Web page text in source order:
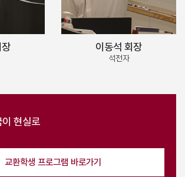
이동석 회장
석전자
현실로
교환학생 프로그램 바로가기